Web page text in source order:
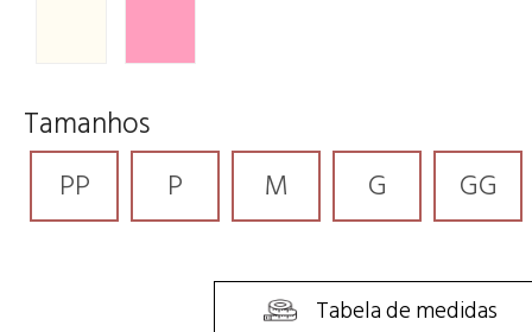
Tamanhos
PP P M G GG
Tabela de medidas